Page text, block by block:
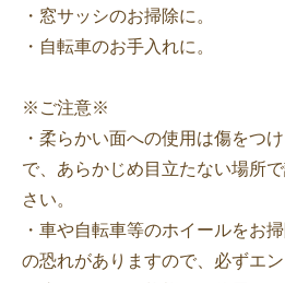
・窓サッシのお掃除に。
・自転車のお手入れに。
※ご注意※
・柔らかい面への使用は傷をつ
で、あらかじめ目立たない場所
さい。
・車や自転車等のホイールをお
の恐れがありますので、必ずエ